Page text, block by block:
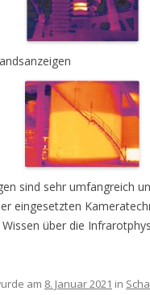
sind sehr umfangreich
eingesetzten
über die
am 8. Januar 2021 in